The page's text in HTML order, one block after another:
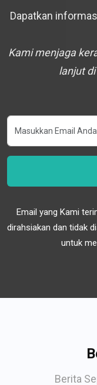
Dapatkan
Kami menjaga
lanjut
Email yang Kami
dirahsiakan dan tidak
untuk
Berita